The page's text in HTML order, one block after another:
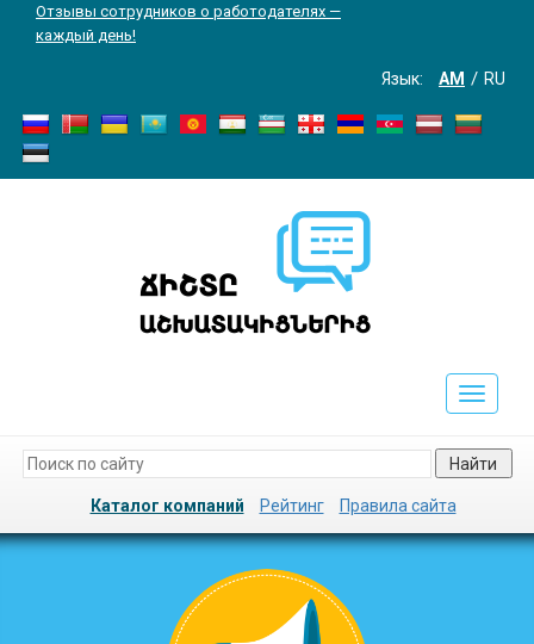
Отзывы сотрудников о работодателях —
каждый день!
Язык: AM RU
Toggle
Найти
Каталог компаний Рейтинг Правила сайта